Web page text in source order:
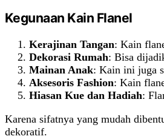
Kegunaan Kain Flanel
Kerajinan Tangan: Kain
Dekorasi Rumah: Bisa
Mainan Anak: Kain ini juga
Aksesoris Fashion: Kain
Hiasan Kue dan Hadiah:
Karena sifatnya yang mudah
dekoratif.